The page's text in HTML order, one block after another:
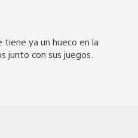
tiene ya un hueco en la
junto con sus juegos.